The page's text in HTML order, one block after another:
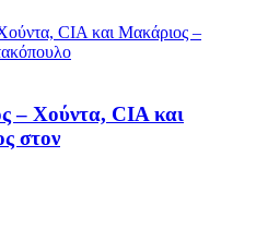
– Χούντα, CIA και
στον